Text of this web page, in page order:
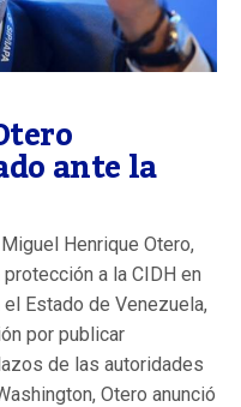
ante la
Henrique Otero,
a la CIDH en
Estado de Venezuela,
por publicar
de las autoridades
Otero anunció